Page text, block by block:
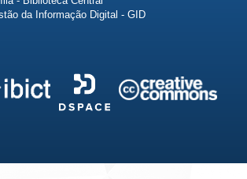
da Informação Digital - GID